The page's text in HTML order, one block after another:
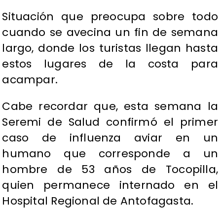
Situación que preocupa sobre todo
cuando se avecina un fin de semana
largo, donde los turistas llegan hasta
estos lugares de la costa para
acampar.
Cabe recordar que, esta semana la
Seremi de Salud confirmó el primer
caso de influenza aviar en un
humano que corresponde a un
hombre de 53 años de Tocopilla,
quien permanece internado en el
Hospital Regional de Antofagasta.